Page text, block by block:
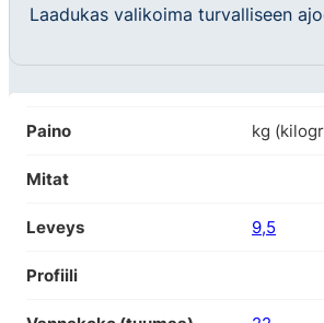
Laadukas valikoima turvalliseen
Paino kg
Mitat
Leveys 9,5
Profiili